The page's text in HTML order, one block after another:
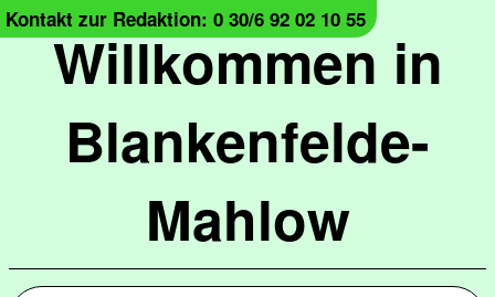
Willkommen in
Blankenfelde-
Mahlow
Kontakt zur Redaktion: 0 30/6 92 02 10 55